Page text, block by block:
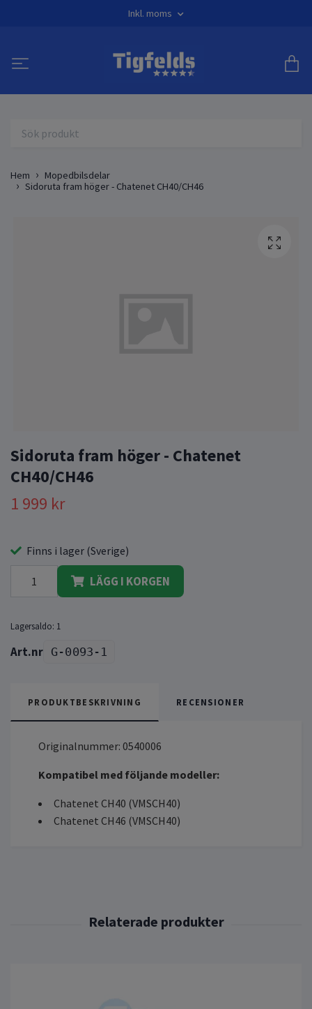
Inkl. moms
Hem
Mopedbilsdelar
Sidoruta fram höger - Chatenet CH40/CH46
Sidoruta fram höger - Chatenet
CH40/CH46
1 999 kr
Finns i lager (Sverige)
LÄGG I KORGEN
Lagersaldo: 1
G-0093-1
PRODUKTBESKRIVNING RECENSIONER
Originalnummer: 0540006
Kompatibel med följande modeller:
Chatenet CH40 (VMSCH40)
Chatenet CH46 (VMSCH40)